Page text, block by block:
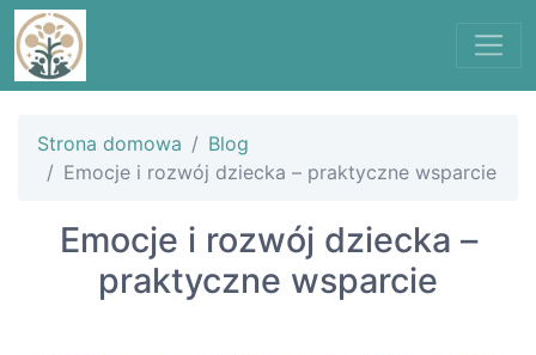
Strona domowa
Blog
Emocje i rozwój dziecka – praktyczne wsparcie
Emocje i rozwój dziecka –
praktyczne wsparcie